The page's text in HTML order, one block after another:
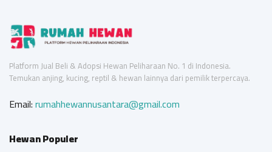
Platform Jual Beli & Adopsi Hewan Peliharaan No. 1 di Indonesia.
Temukan anjing, kucing, reptil & hewan lainnya dari pemilik terpercaya.
Email:rumahhewannusantara@gmail.com
Hewan Populer